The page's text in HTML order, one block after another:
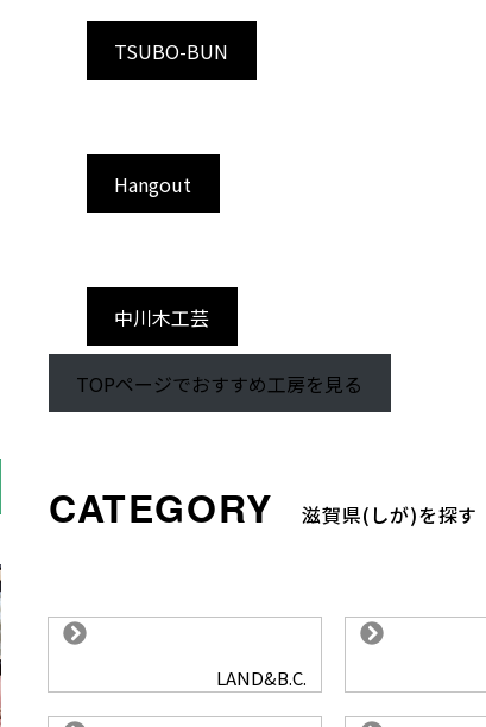
TSUBO-BUN
Hangout
中川木工芸
TOPページでおすすめ工房を見る
滋賀県(しが)を探す
LAND&B.C.